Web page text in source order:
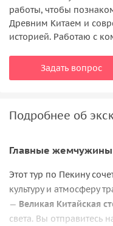
работы, чтобы
Древним Китаем и
историей. Работаю с
Задать вопрос
Подробнее об
Главные жемчужины
Этот тур по Пекину
культуру и атмосферу
— Великая Китайская
света. Вы отправитесь